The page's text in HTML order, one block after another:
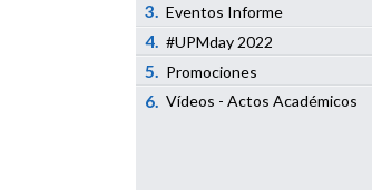
3. Eventos Informe
4. #UPMday 2022
5. Promociones
6. Vídeos - Actos Académicos